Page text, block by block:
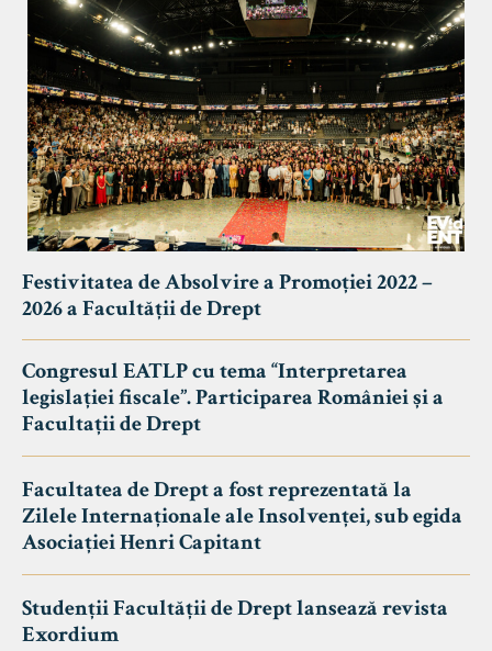
Festivitatea de Absolvire a Promoției 2022 –
2026 a Facultății de Drept
Congresul EATLP cu tema “Interpretarea
legislației fiscale”. Participarea României și a
Facultații de Drept
Facultatea de Drept a fost reprezentată la
Zilele Internaționale ale Insolvenței, sub egida
Asociației Henri Capitant
Studenții Facultății de Drept lansează revista
Exordium